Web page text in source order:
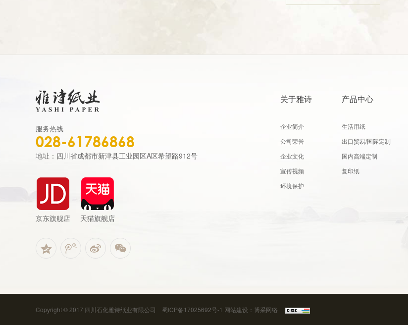
服务热线
028-61786868
地址：四川省成都市新津县工业园区A区希望路912号
京东旗舰店 天猫旗舰店
关于雅诗
企业简介
公司荣誉
企业文化
宣传视频
环境保护
产品中心
生活用纸
出口贸易/国际定制
国内高端定制
复印纸
Copyright © 2017 四川石化雅诗纸业有限公司 蜀ICP备17025692号-1 网站建设 ： 博采网络